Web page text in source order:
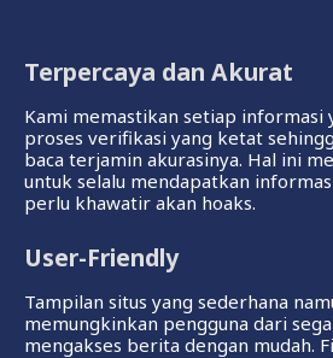
Terpercaya dan Akurat
Kami memastikan setiap informasi
proses verifikasi yang ketat
baca terjamin akurasinya. Hal ini
untuk selalu mendapatkan
perlu khawatir akan hoaks.
User-Friendly
Tampilan situs yang sederhana
memungkinkan pengguna dari
mengakses berita dengan mudah.